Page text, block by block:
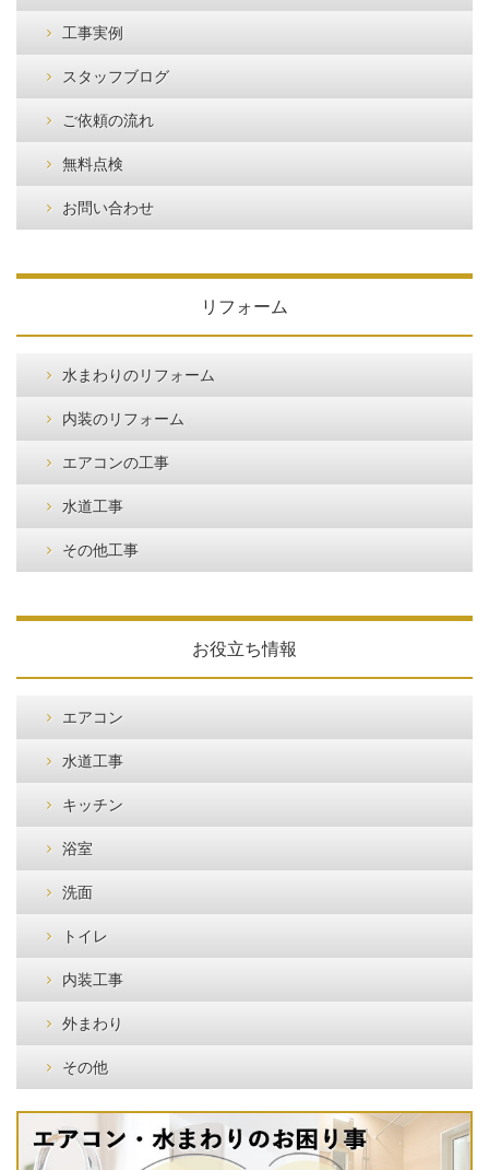
工事実例
スタッフブログ
ご依頼の流れ
無料点検
お問い合わせ
リフォーム
水まわりのリフォーム
内装のリフォーム
エアコンの工事
水道工事
その他工事
お役立ち情報
エアコン
水道工事
キッチン
浴室
洗面
トイレ
内装工事
外まわり
その他